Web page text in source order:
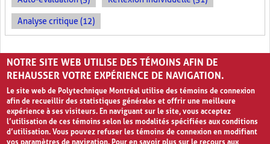
Analyse critique (12)
PAGES
« ‹ 1 2 3
NOTRE SITE WEB UTILISE DES TÉMOINS AFIN DE
REHAUSSER VOTRE EXPÉRIENCE DE NAVIGATION.
Le site web de Polytechnique Montréal utilise des témoins de connexion
afin de recueillir des statistiques générales et offrir une meilleure
expérience à ses visiteurs. En naviguant sur le site, vous acceptez
l’utilisation de ces témoins selon les modalités spécifiées aux conditions
d’utilisation. Vous pouvez refuser les témoins de connexion en modifiant
vos paramètres de navigation. Pour en savoir plus sur le recours aux